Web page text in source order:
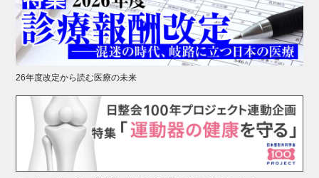
26年度改定から読む医療の未来